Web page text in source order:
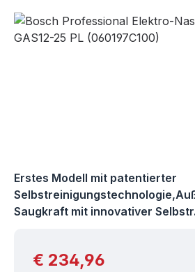
Bildergalerie überspringen
Erstes Modell mit patentierter
Saugkraft mit innovativer
Regulärer Preis:
€ 234,96